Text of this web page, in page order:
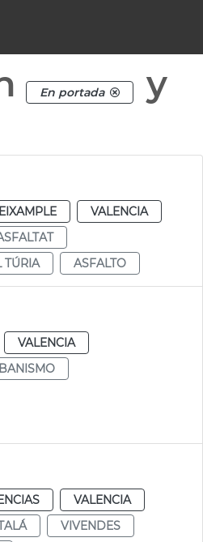
En portada
y
EIXAMPLE
VALENCIA
TÚRIA ASFALTO
VALENCIA
VALENCIA
VIVENDES